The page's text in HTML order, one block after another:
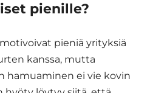
pienille?
pieniä yrityksiä
kanssa, mutta
hamuaminen ei vie kovin